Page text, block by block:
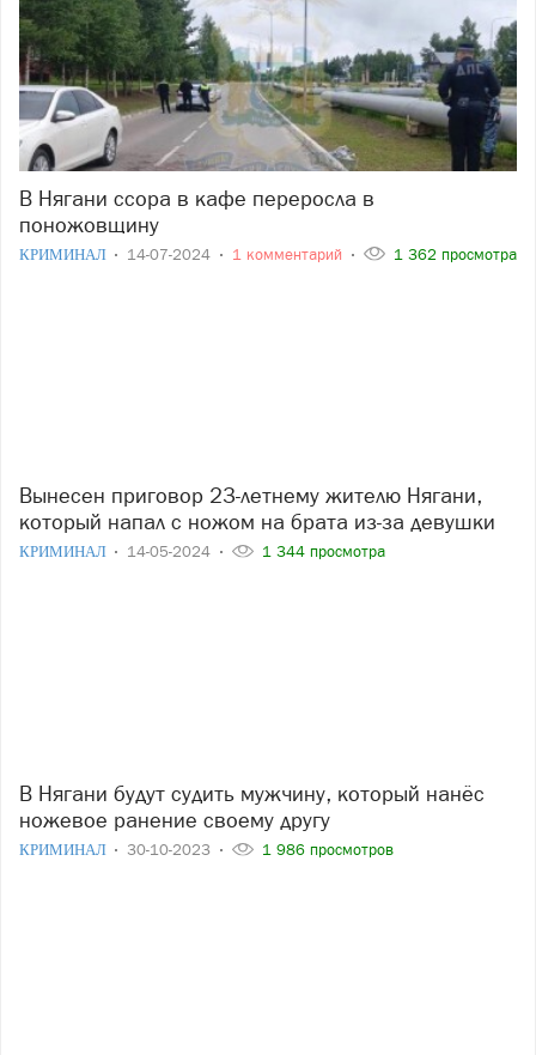
В Нягани ссора в кафе переросла в
поножовщину
КРИМИНАЛ 14-07-2024 1 комментарий 1 362 просмотра
Вынесен приговор 23-летнему жителю Нягани,
который напал с ножом на брата из-за девушки
КРИМИНАЛ 14-05-2024 1 344 просмотра
В Нягани будут судить мужчину, который нанёс
ножевое ранение своему другу
КРИМИНАЛ 30-10-2023 1 986 просмотров